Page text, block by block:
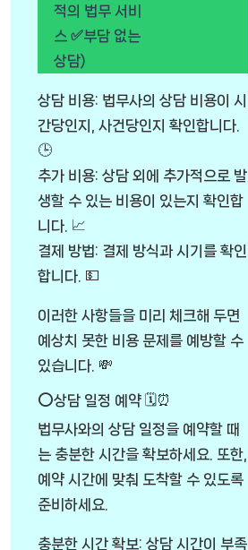
적의 법무 서비
스 ✅부담 없는
상담)
상담 비용: 법무사의 상담 비용이 시
간당인지, 사건당인지 확인합니다.
🕒
추가 비용: 상담 외에 추가적으로 발
생할 수 있는 비용이 있는지 확인합
니다. 📈
결제 방법: 결제 방식과 시기를 확인
합니다. 💵
이러한 사항들을 미리 체크해 두면
예상치 못한 비용 문제를 예방할 수
있습니다. 💸
⭕상담 일정 예약 🗓️⏰
법무사와의 상담 일정을 예약할 때
는 충분한 시간을 확보하세요. 또한,
예약 시간에 맞춰 도착할 수 있도록
준비하세요.
충분한 시간 확보: 상담 시간이 부족